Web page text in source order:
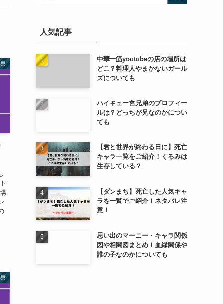
人気記事
中華一筋youtubeの店の場所は
どこ？料理人やまかないガール
ズについても
ハイキュー宮兄弟のプロフィー
ルは？どっちが兄なのかについ
ても
【君と世界が終わる日に】死亡
キャラ一覧をご紹介！くるみは
生存している？
【ダンまち】死亡した人気キャ
ラを一覧でご紹介！ネタバレ注
意！
思い出のマーニー・キャラ関係
図や相関図まとめ！血縁関係や
誰の子なのかについても